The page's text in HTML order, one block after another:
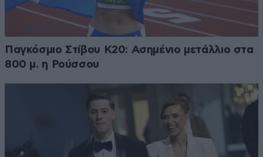
Παγκόσμιο Στίβου Κ20: Ασημένιο μετάλλιο στα
800 μ. η Ρούσσου